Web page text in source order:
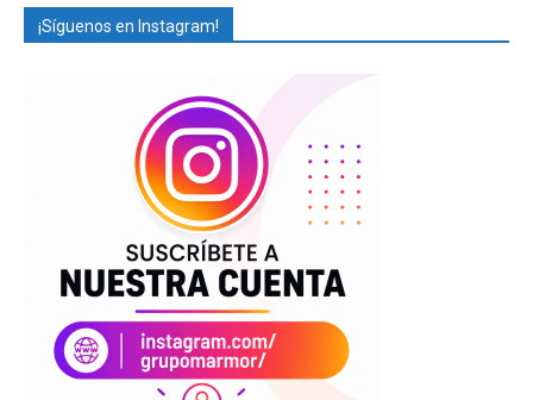
¡Síguenos en Instagram!